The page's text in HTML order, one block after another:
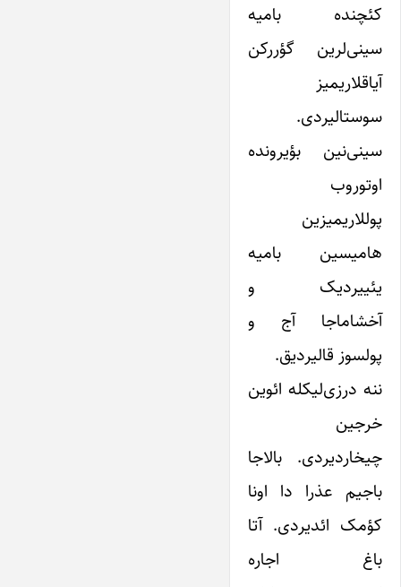
کئچنده بامیه
سینی‌لرین گؤررکن
آیاقلاریمیز
سوستالیردی.
سینی‌نین بؤیرونده
اوتوروب
پوللاریمیزین
هامیسین بامیه
یئییردیک و
آخشاماجا آج و
پولسوز قالیردیق.
ننه درزی‌لیکله ائوین
خرجین
چیخاردیردی. بالاجا
باجیم عذرا دا اونا
کؤمک ائدیردی. آتا
باغ اجاره